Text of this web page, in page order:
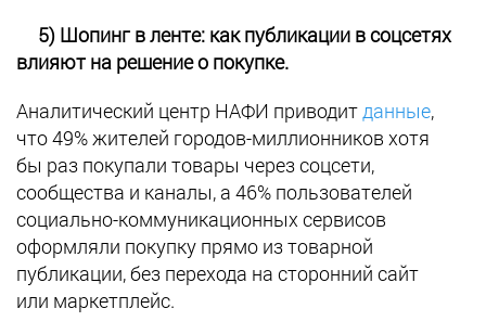
5) Шопинг в ленте: как публикации в соцсетях
влияют на решение о покупке.
Аналитический центр НАФИ приводит данные,
что 49% жителей городов-миллионников хотя
бы раз покупали товары через соцсети,
сообщества и каналы, а 46% пользователей
социально-коммуникационных сервисов
оформляли покупку прямо из товарной
публикации, без перехода на сторонний сайт
или маркетплейс.